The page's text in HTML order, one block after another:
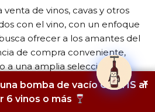
bomba de vacío GRATIS al
6 vinos o más
×
venta de vinos, cavas y otros
con el vino, con un enfoque
ofrecer a los amantes del
de compra conveniente,
a una amplia selección de
de alta calidad.
gracias aWordPress